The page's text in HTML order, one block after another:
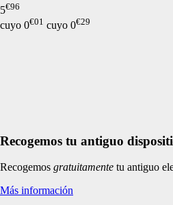
5€96
cuyo 0€01 cuyo 0€29
Recogemos tu antiguo
Recogemos gratuitamente tu antiguo
Más información